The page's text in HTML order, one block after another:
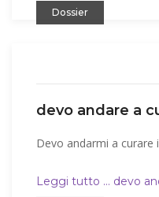
Dossier
devo andare a
Devo andarmi a curare
Leggi tutto … devo